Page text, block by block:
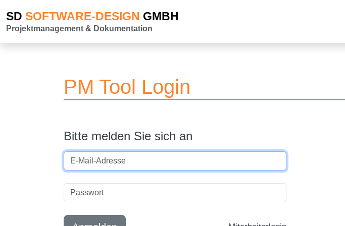
SD SOFTWARE-DESIGN GMBH
Projektmanagement & Dokumentation
PM Tool Login
Bitte melden Sie sich an
E-Mail-Adresse
Passwort